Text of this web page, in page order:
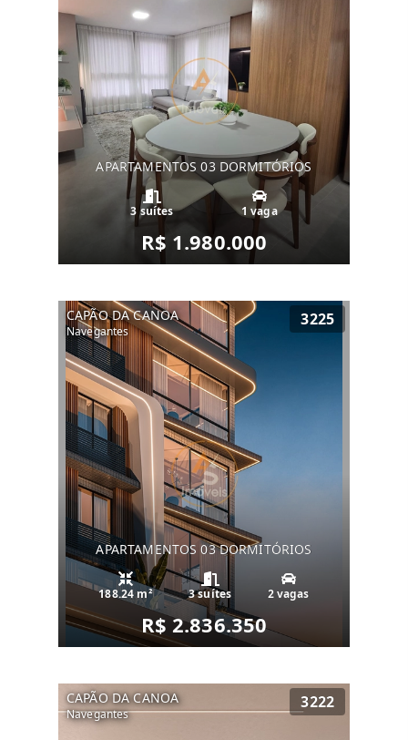
APARTAMENTOS 03 DORMITÓRIOS
3 suítes 1 vaga
R$ 1.980.000
CAPÃO DA CANOA
Navegantes
3225
APARTAMENTOS 03 DORMITÓRIOS
188.24 m² 3 suítes 2 vagas
R$ 2.836.350
CAPÃO DA CANOA
Navegantes
3222